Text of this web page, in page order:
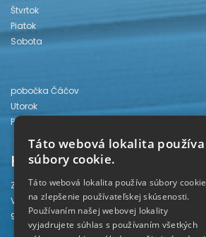
Štvrtok
Piatok
Sobota
pobočka Čáčov
Utorok
Piatok
Kontakt
Záhorská knižnica
Vajanského 28
905 01 Senica
Táto webová lokalita používa
súbory cookie.
Táto webová lokalita používa súbory cookie
na zlepšenie používateľskej skúsenosti.
Používaním našej webovej lokality
vyjadrujete súhlas s používaním všetkých